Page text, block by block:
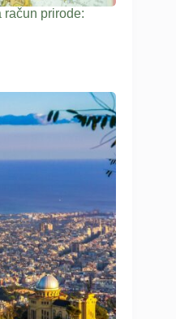
prirode: